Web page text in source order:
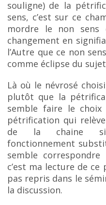
souligne) de la
sens, c’est sur ce
mordre le
non
changement en
l’Autre que ce non
comme éclipse du sujet
Là où le névrosé
plutôt que la
semble faire le
pétrification qui
de la chaine
fonctionnement
semble correspondre
c’est ma lecture de ce
pas repris dans le
la discussion.